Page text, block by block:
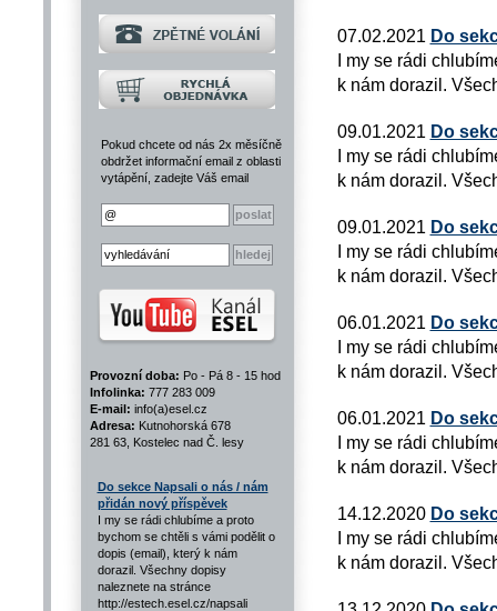
Pokud chcete od nás 2x měsíčně
obdržet informační email z oblasti
vytápění, zadejte Váš email
Provozní doba: Po - Pá 8 - 15 hod
Infolinka: 777 283 009
E-mail: info(a)esel.cz
Adresa: Kutnohorská 678
281 63, Kostelec nad Č. lesy
Do sekce Napsali o nás / nám
přidán nový příspěvek
I my se rádi chlubíme a proto
bychom se chtěli s vámi podělit o
dopis (email), který k nám
dorazil. Všechny dopisy
naleznete na stránce
http://estech.esel.cz/napsali
07.02.2021 Do
I my se rádi
k nám dorazil.
09.01.2021 Do
I my se rádi
k nám dorazil.
09.01.2021 Do
I my se rádi
k nám dorazil.
06.01.2021 Do
I my se rádi
k nám dorazil.
06.01.2021 Do
I my se rádi
k nám dorazil.
14.12.2020 Do
I my se rádi
k nám dorazil.